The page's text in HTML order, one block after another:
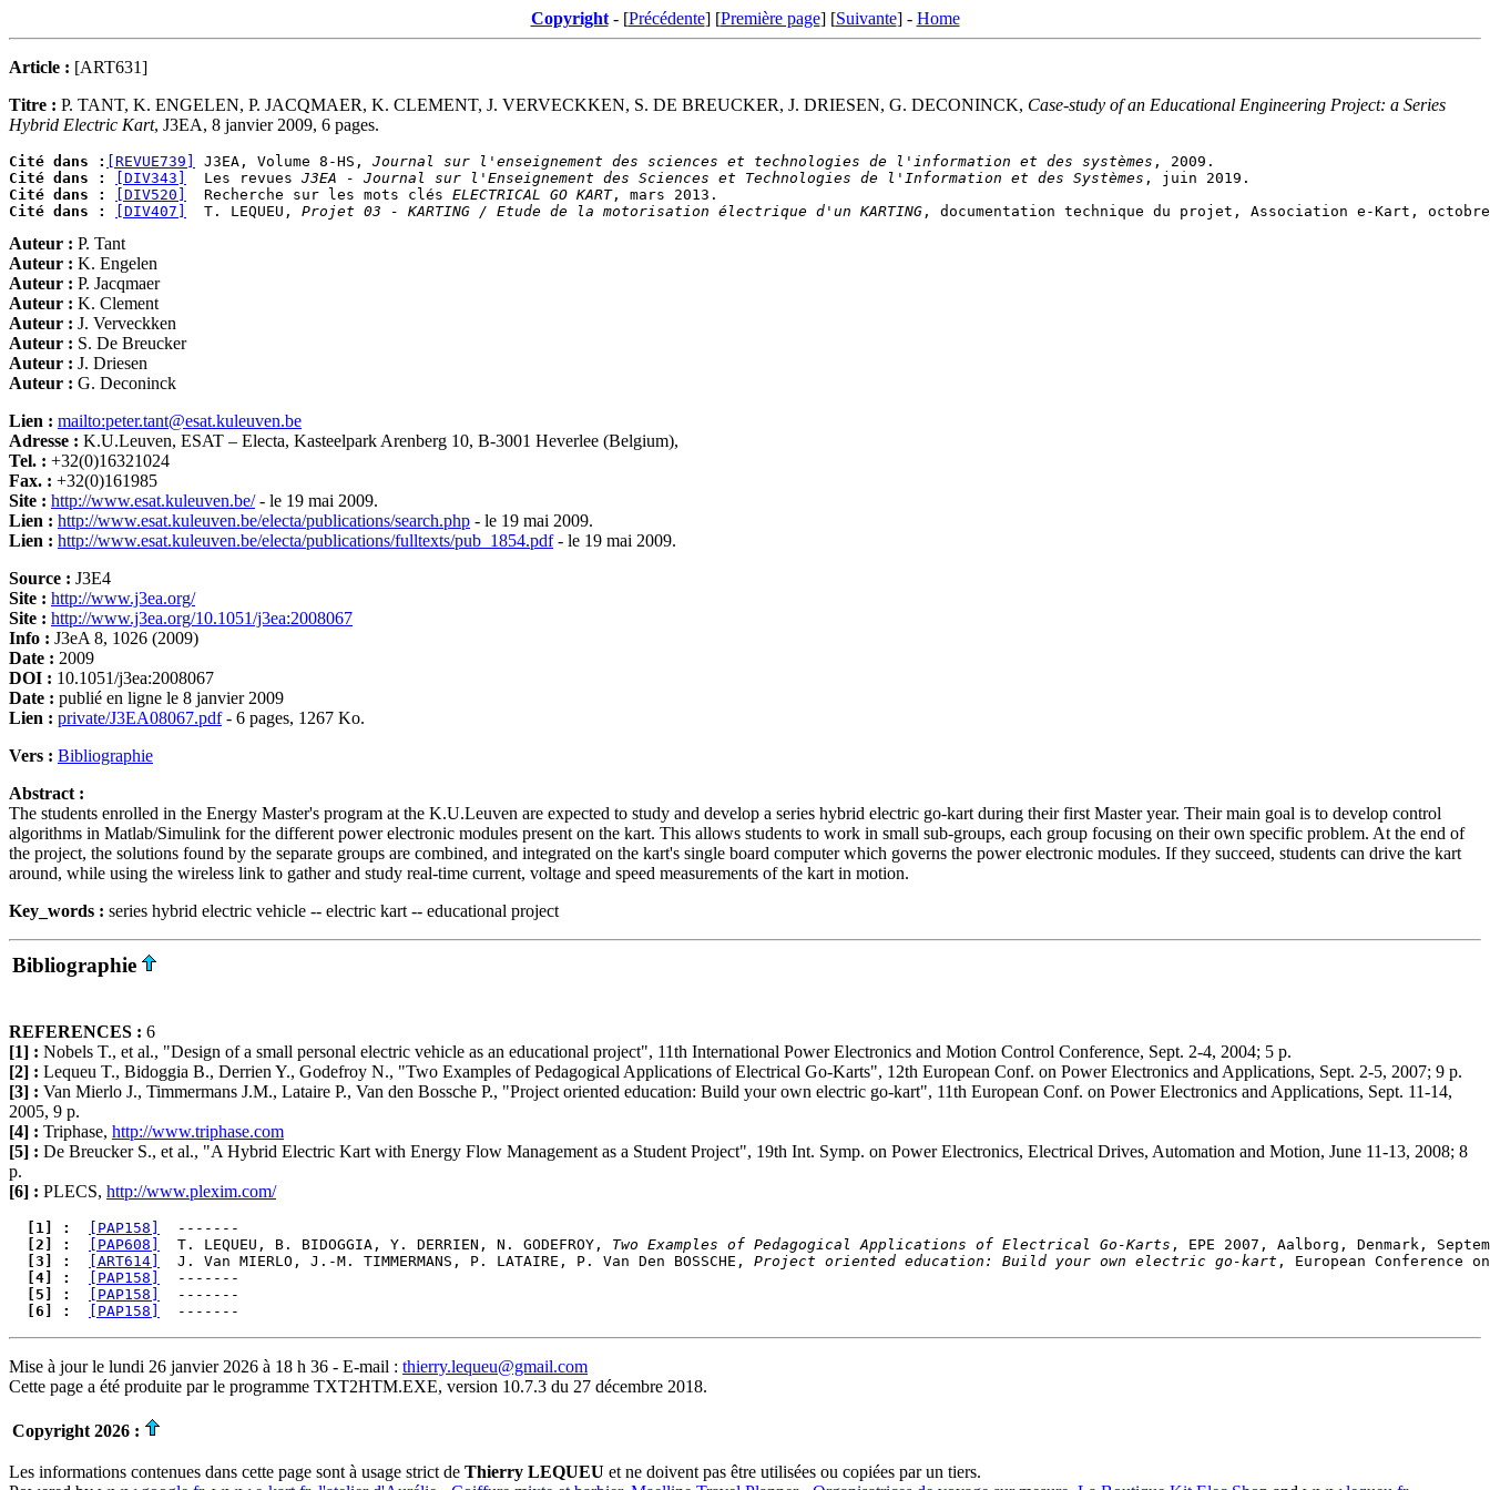
Copyright- [Précédente] [Première page] [Suivante] - Home
Article : [ART631]
Titre : P. TANT, K. ENGELEN, P. JACQMAER, K. CLEMENT, J. VERVECKKEN, S. DE BREUCKER, J. DRIESEN, G. DECONINCK, Case-study of an Educational Engineering Project: a Series
Hybrid Electric Kart, J3EA, 8 janvier 2009, 6 pages.
Cité dans : [REVUE739] J3EA, Volume 8-HS, Journal sur l'enseignement des sciences et technologies de l'information et des systèmes
Cité dans :
[DIV343]
  Les revues
J3EA - Journal sur l'Enseignement des Sciences et Technologies de l'Information et des Systèmes
Cité dans :
[DIV520]
  Recherche sur les mots clés
ELECTRICAL GO KART
Cité dans :
[DIV407]
  T. LEQUEU,
Projet 03 - KARTING / Etude de la motorisation électrique d'un KARTING
Auteur : P. Tant
Auteur : K. Engelen
Auteur : P. Jacqmaer
Auteur : K. Clement
Auteur : J. Verveckken
Auteur : S. De Breucker
Auteur : J. Driesen
Auteur : G. Deconinck
Lien : mailto:peter.tant@esat.kuleuven.be
Adresse : K.U.Leuven, ESAT – Electa, Kasteelpark Arenberg 10, B-3001 Heverlee (Belgium),
Tel. : +32(0)16321024
Fax. : +32(0)161985
Site : http://www.esat.kuleuven.be/- le 19 mai 2009.
Lien : http://www.esat.kuleuven.be/electa/publications/search.php - le 19 mai 2009.
Lien : http://www.esat.kuleuven.be/electa/publications/fulltexts/pub_1854.pdf- le 19 mai 2009.
Source : J3E4
Site : http://www.j3ea.org/
Site : http://www.j3ea.org/10.1051/j3ea:2008067
Info : J3eA 8, 1026 (2009)
Date : 2009
DOI : 10.1051/j3ea:2008067
Date : publié en ligne le 8 janvier 2009
Lien : private/J3EA08067.pdf- 6 pages, 1267 Ko.
Vers : Bibliographie
Abstract :
The students enrolled in the Energy Master's program at the K.U.Leuven are expected to study and develop a series hybrid electric go-kart during their first Master year. Their main goal is to develop control
algorithms in Matlab/Simulink for the different power electronic modules present on the kart. This allows students to work in small sub-groups, each group focusing on their own specific problem. At the end of
the project, the solutions found by the separate groups are combined, and integrated on the kart's single board computer which governs the power electronic modules. If they succeed, students can drive the kart
around, while using the wireless link to gather and study real-time current, voltage and speed measurements of the kart in motion.
Key_words : series hybrid electric vehicle -- electric kart -- educational project
Bibliographie
REFERENCES : 6
[1] : Nobels T., et al., "Design of a small personal electric vehicle as an educational project", 11th International Power Electronics and Motion Control Conference, Sept. 2-4, 2004; 5 p.
[2] : Lequeu T., Bidoggia B., Derrien Y., Godefroy N., "Two Examples of Pedagogical Applications of Electrical Go-Karts", 12th European Conf. on Power Electronics and Applications, Sept. 2-5, 2007; 9 p.
[3] : Van Mierlo J., Timmermans J.M., Lataire P., Van den Bossche P., "Project oriented education: Build your own electric go-kart", 11th European Conf. on Power Electronics and Applications, Sept. 11-14,
2005, 9 p.
[4] : Triphase, http://www.triphase.com
[5] : De Breucker S., et al., "A Hybrid Electric Kart with Energy Flow Management as a Student Project", 19th Int. Symp. on Power Electronics, Electrical Drives, Automation and Motion, June 11-13, 2008; 8
p.
[6] : PLECS, http://www.plexim.com/
  [1] :
[PAP158]
  [2] :
[PAP608]
  T. LEQUEU, B. BIDOGGIA, Y. DERRIEN, N. GODEFROY,
Two Examples of Pedagogical Applications of Electrical Go-Karts
  [3] :
[ART614]
  J. Van MIERLO, J.-M. TIMMERMANS, P. LATAIRE, P. Van Den BOSSCHE,
Project oriented education: Build your own electric go-kart
  [4] :
[PAP158]
  [5] :
[PAP158]
  [6] :
[PAP158]
Mise à jour le lundi 26 janvier 2026 à 18 h 36 - E-mail : thierry.lequeu@gmail.com
Cette page a été produite par le programme TXT2HTM.EXE, version 10.7.3 du 27 décembre 2018.
Copyright 2026 :
Les informations contenues dans cette page sont à usage strict de Thierry LEQUEU et ne doivent pas être utilisées ou copiées par un tiers.